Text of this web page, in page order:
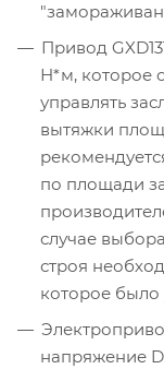
Привод
Н*м, которое
управлять
вытяжки
по площади
случае
строя
которое было
напряжение